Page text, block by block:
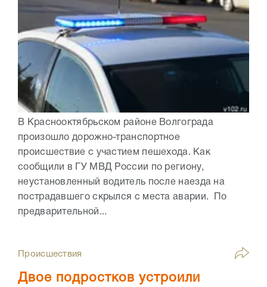
В Краснооктябрьском районе Волгограда
произошло дорожно-транспортное
происшествие с участием пешехода. Как
сообщили в ГУ МВД России по региону,
неустановленный водитель после наезда на
пострадавшего скрылся с места аварии. По
предварительной...
Происшествия
Двое подростков устроили